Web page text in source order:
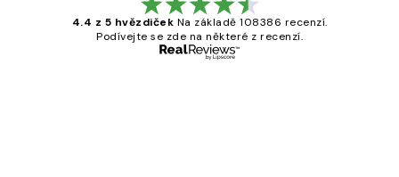
4.4 z 5 hvězdiček Na základě 108386 recenzí.
Podívejte se zde na některé z recenzí.